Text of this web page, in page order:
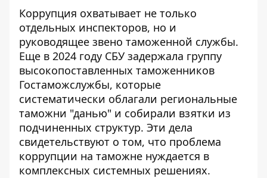
Коррупция охватывает не только
отдельных инспекторов, но и
руководящее звено таможенной службы.
Еще в 2024 году СБУ задержала группу
высокопоставленных таможенников
Гостаможслужбы, которые
систематически облагали региональные
таможни "данью" и собирали взятки из
подчиненных структур. Эти дела
свидетельствуют о том, что проблема
коррупции на таможне нуждается в
комплексных системных решениях.